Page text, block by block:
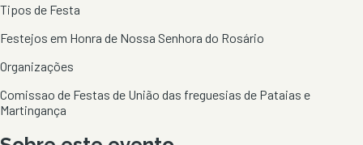
Tipos de Festa
Festejos em Honra de Nossa Senhora do Rosário
Organizações
Comissao de Festas de União das freguesias de Pataias e
Martingança